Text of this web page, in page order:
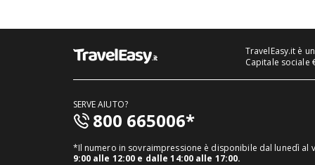
TravelEasy.it è
Capitale sociale
SERVE AIUTO?
800 665006*
*Il numero in sovraimpressione è disponibile dal lunedì al
9:00 alle 12:00 e dalle 14:00 alle 17:00.